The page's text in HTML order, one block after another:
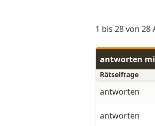
1 bis 28 von
antworten
Rätselfrage
antworten
antworten